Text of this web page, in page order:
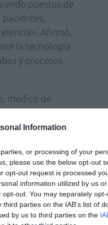
Information
or processing of your
please use the below opt-out
opt-out request is processed
information utilized by us
out. You may separately
parties on the IAB’s list of
by us to third parties on the
puestos de
Afirmó,
la tecnología
y procesos
médico de
están
sanitario
ámbitos para
canalizar los
integral
hecho y
opinó que